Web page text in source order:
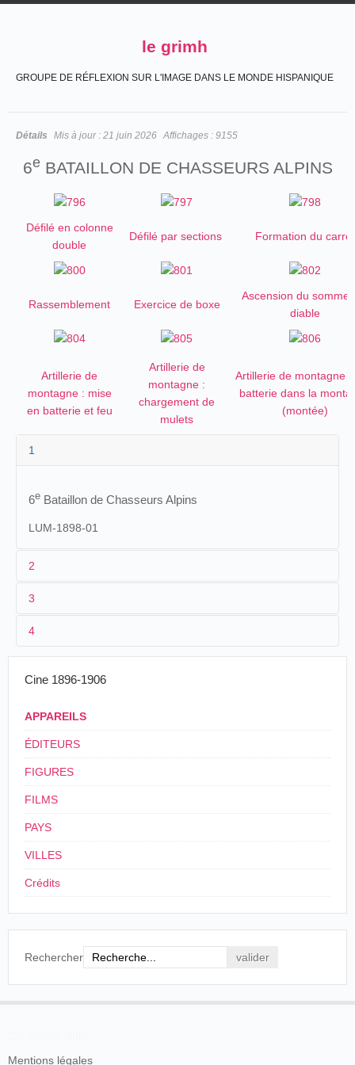
le grimh
GROUPE DE RÉFLEXION SUR L'IMAGE DANS LE MONDE HISPANIQUE
Détails Mis à jour : 21 juin 2026 Affichages : 9155
6eBATAILLON DE CHASSEURS ALPINS
Défilé en colonne
double
Défilé par sections Formation du carré
Rassemblement Exercice de boxe
Ascension du sommet
diable
Artillerie de
montagne : mise
en batterie et feu
Artillerie de
montagne :
chargement de
mulets
Artillerie de montagne :
batterie dans la
(montée)
1
6e Bataillon de Chasseurs Alpins
LUM-1898-01
2
1
2
3
[été 1897]
4
France, Massif de l'Authion
3
4
Cine 1896-1906
APPAREILS
ÉDITEURS
FIGURES
FILMS
PAYS
VILLES
Crédits
Rechercher
Mentions légales